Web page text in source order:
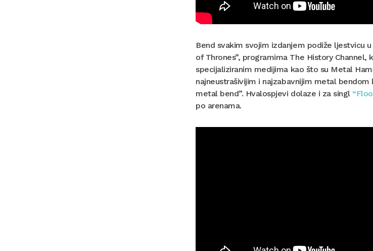
Bend svakim svojim izdanjem podiže ljestvicu
of Thrones”, programima The History
specijaliziranim medijima kao što su Metal
najneustrašivijim i najzabavnijim metal
metal bend”. Hvalospjevi dolaze i za singl
po arenama.